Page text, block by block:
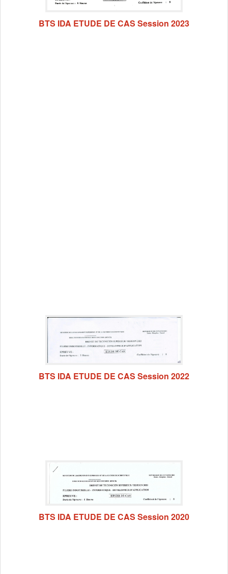
BTS IDA ETUDE DE CAS Session 2023
BTS IDA ETUDE DE CAS Session 2022
BTS IDA ETUDE DE CAS Session 2020